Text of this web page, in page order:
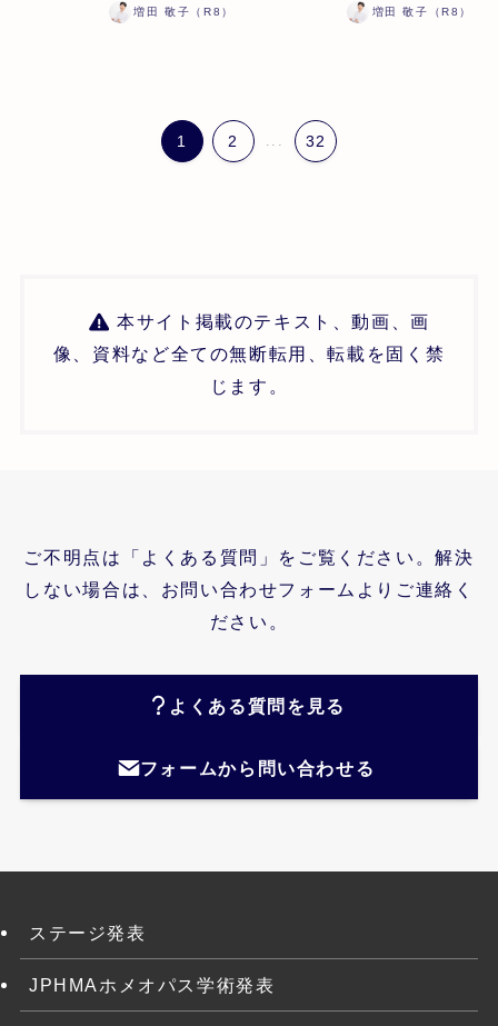
増田 敬子（R8）
増田敬子 | 第26回増田 敬子（R8）
1 2 ... 32
本サイト掲載のテキスト、動画、画
像、資料など全ての無断転用、転載を固く禁
じます。
ご不明点は「よくある質問」をご覧ください。解決
しない場合は、お問い合わせフォームよりご連絡く
ださい。
よくある質問を見る
フォームから問い合わせる
ステージ発表
JPHMAホメオパス学術発表